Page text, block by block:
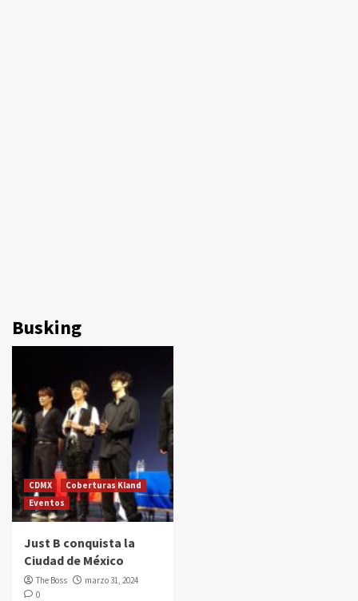
Busking
CDMX
Coberturas Kland
Eventos
Just B conquista la
Ciudad de México
The Boss
marzo 31, 2024
0